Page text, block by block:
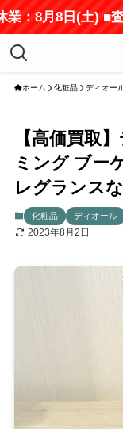
：8月8日(土) ■査
ホーム 化粧品 ディオー
【高価買取
ミング ブー
レグランス
化粧品 ディオール
2023年8月2日